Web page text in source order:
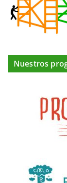
Nuestros